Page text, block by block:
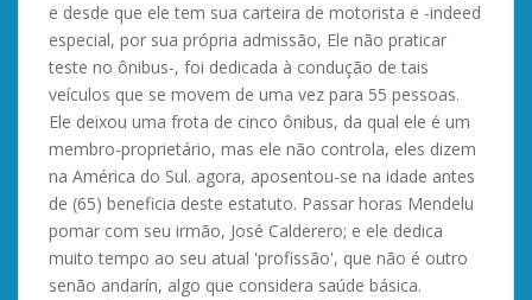
e desde que ele tem sua carteira de motorista e -indeed
especial, por sua própria admissão, Ele não praticar
teste no ônibus-, foi dedicada à condução de tais
veículos que se movem de uma vez para 55 pessoas.
Ele deixou uma frota de cinco ônibus, da qual ele é um
membro-proprietário, mas ele não controla, eles dizem
na América do Sul. agora, aposentou-se na idade antes
de (65) beneficia deste estatuto. Passar horas Mendelu
pomar com seu irmão, José Calderero; e ele dedica
muito tempo ao seu atual 'profissão', que não é outro
senão andarín, algo que considera saúde básica.